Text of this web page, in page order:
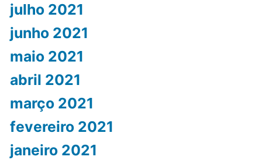
julho 2021
junho 2021
maio 2021
abril 2021
março 2021
fevereiro 2021
janeiro 2021